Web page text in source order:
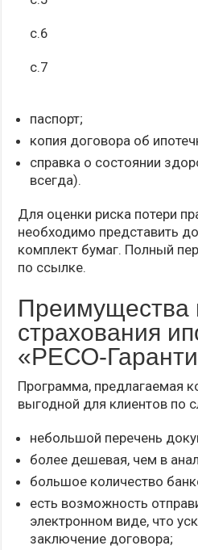
с.6
с.7
паспорт;
копия договора об
справка о состоянии
всегда).
Для оценки риска потери
необходимо представить
комплект бумаг. Полный
по ссылке.
Преимущества
страхования
«РЕСО-
Программа, предлагаемая
выгодной для клиентов по
небольшой перечень
более дешевая, чем в
большое количество
есть возможность
электронном виде, что
заключение договора;